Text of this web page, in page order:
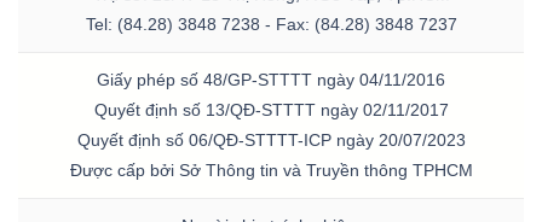
Tel: (84.28) 3848 7238 - Fax: (84.28) 3848 7237
Giấy phép số 48/GP-STTTT ngày 04/11/2016
Quyết định số 13/QĐ-STTTT ngày 02/11/2017
Quyết định số 06/QĐ-STTTT-ICP ngày 20/07/2023
Được cấp bởi Sở Thông tin và Truyền thông TPHCM